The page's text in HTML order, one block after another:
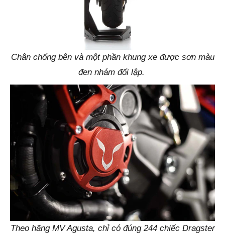
Chân chống bên và một phần khung xe được sơn màu
đen nhám đối lập.
Theo hãng MV Agusta, chỉ có đúng 244 chiếc Dragster